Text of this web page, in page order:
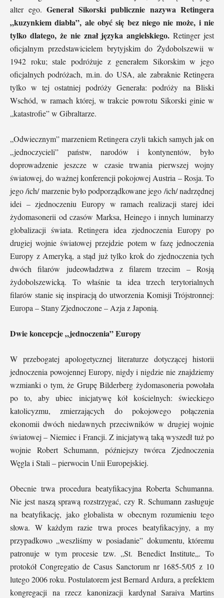
alter ego. Generał Sikorski publicznie nazywa Retingera
„kuzynkiem diabła”, ale obyć się bez niego nie może, i nie
tylko dlatego, że nie znał języka angielskiego. Retinger jest
oficjalnym przedstawicielem brytyjskim do Żydobolszewii w
1942 roku; stale podróżuje z generałem Sikorskim w jego
oficjalnych podróżach, m.in. do USA, ale zabraknie Retingera
tylko w tej ostatniej podróży Generała: podróży na Bliski
Wschód, w ramach której, w trakcie powrotu Sikorski ginie w
„katastrofie” w Gibraltarze.
„Odwiecznym” marzeniem Retingera czyli takich samych jak on
„jednoczycieli” państw, narodów i kontynentów, było
doprowadzenie jeszcze w czasie trwania pierwszej wojny
światowej, do ważnej konferencji pokojowej Austria – Rosja. To
jego /ich/ marzenie było podporządkowane jego /ich/ nadrzędnej
idei – zjednoczeniu Europy w ramach realizacji starej idei
żydomasonerii od czasów Marksa, Heinego i innych luminarzy
globalizacji świata. Retingera idea zjednoczenia Europy po
drugiej wojnie światowej przejdzie potem w fazę jednoczenia
Europy z Ameryką, a stąd już tylko krok do zjednoczenia tych
dwóch filarów judeowładztwa z filarem trzecim – Rosją
żydobolszewicką. To właśnie ta idea trzech terytorialnych
filarów stanie się inspiracją do utworzenia Komisji Trójstronnej:
Europa – Stany Zjednoczone – Azja z Japonią.
Dwie koncepcje „jednoczenia” Europy
W przebogatej apologetycznej literaturze dotyczącej historii
jednoczenia powojennej Europy, nigdy i nigdzie nie znajdziemy
wzmianki o tym, że Grupę Bilderberg żydomasoneria powołała
po to, aby ubiec inicjatywę kół kościelnych: świeckiego
katolicyzmu, zmierzających do pokojowego połączenia
ekonomii dwóch niedawnych przeciwników w drugiej wojnie
światowej – Niemiec i Francji. Z inicjatywą taką wyszedł tuż po
wojnie Robert Schumann, późniejszy twórca Zjednoczenia
Węgla i Stali – pierwocin Unii Europejskiej.
Obecnie trwa procedura beatyfikacyjna Roberta Schumanna.
Nie jest naszą sprawą rozstrzygać, czy R. Schumann zasługuje
na beatyfikację, jako globalista w obecnym rozumieniu tego
słowa. W każdym razie trwa proces beatyfikacyjny, a my
przypadkowo „weszliśmy w posiadanie” dokumentu, któremu
patronuje w tym procesie tzw. „St. Benedict Institute„. To
protokół Congregatio de Casus Sanctorum nr 1685-5/05 z 10
lutego 2006 roku. Postulatorem jest Bernard Ardura, a prefektem
kongregacji na rzecz kanonizacji kardynał Saraiva Martins